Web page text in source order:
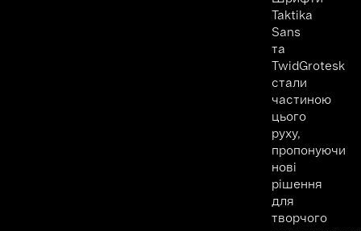
Taktika
Sans
та
TwidGrotesk
стали
частиною
цього
руху,
пропонуючи
нові
рішення
для
творчого